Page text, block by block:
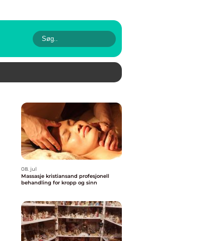
08. jul
Massasje kristiansand profesjonell
behandling for kropp og sinn